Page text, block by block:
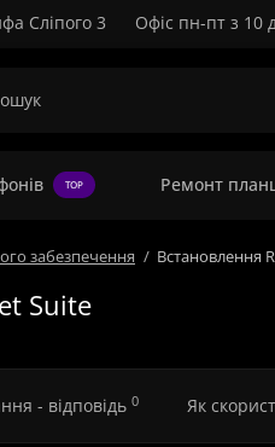
Сліпого 3 Офіс пн-пт з 10
TOP Ремонт
забезпечення Встановлення
Suite
- відповідь 0 Як